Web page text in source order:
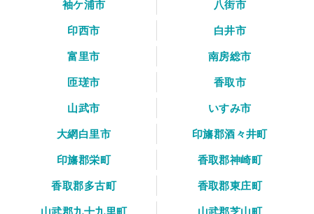
袖ケ浦市
八街市
印西市
白井市
富里市
南房総市
匝瑳市
香取市
山武市
いすみ市
大網白里市
印旛郡酒々井町
印旛郡栄町
香取郡神崎町
香取郡多古町
香取郡東庄町